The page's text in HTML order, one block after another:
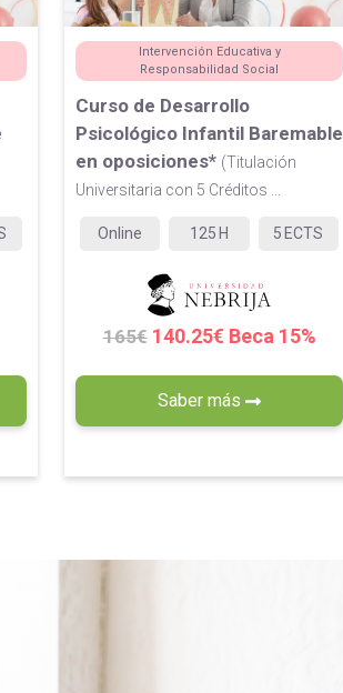
Intervención Educativa y
Responsabilidad Social
Curso de Desarrollo
Psicológico Infantil Baremable
en oposiciones* (Titulación
Universitaria con 5 Créditos ...
Online 125 H 5 ECTS
165€ 140.25€ Beca 15%
Saber más